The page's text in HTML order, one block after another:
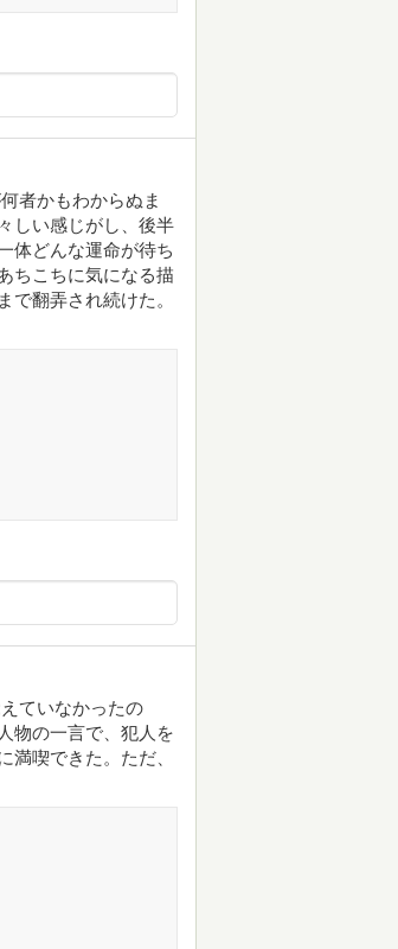
者かもわからぬま
しい感じがし、後半
体どんな運命が待ち
ちこちに気になる描
翻弄され続けた。
ていなかったの
物の一言で、犯人を
満喫できた。ただ、